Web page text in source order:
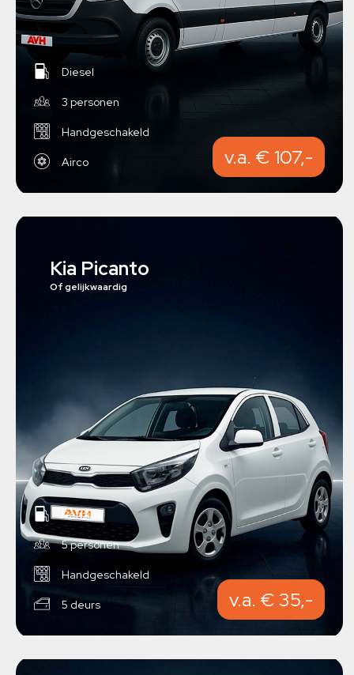
Diesel
3 personen
Handgeschakeld
Airco v.a. € 107,-
Kia Picanto
Of gelijkwaardig
Benzine
5 personen
Handgeschakeld
5 deurs v.a. € 35,-